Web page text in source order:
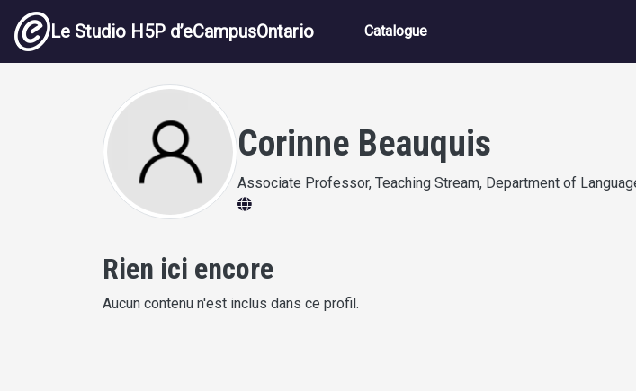
Aller au contenu principal
Le Studio H5P d’eCampusOntario Navigation principale
Catalogue
Corinne Beauquis
Associate Professor, Teaching Stream, Department of
Rien ici encore
Aucun contenu n'est inclus dans ce profil.